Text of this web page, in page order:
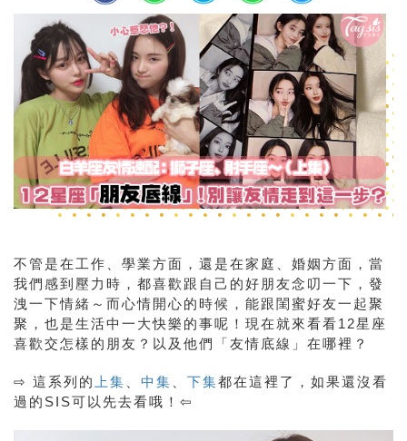
不管是在工作、學業方面，還是在家庭、婚姻方面，當
我們感到壓力時，都喜歡跟自己的好朋友念叨一下，發
洩一下情緒～而心情開心的時候，能跟閨蜜好友一起聚
聚，也是生活中一大快樂的事呢！現在就來看看12星座
喜歡交怎樣的朋友？以及他們「友情底線」在哪裡？
⇨ 這系列的 上集 中集 下集都在這裡了，如果還沒看
過的SIS可以先去看哦！⇦